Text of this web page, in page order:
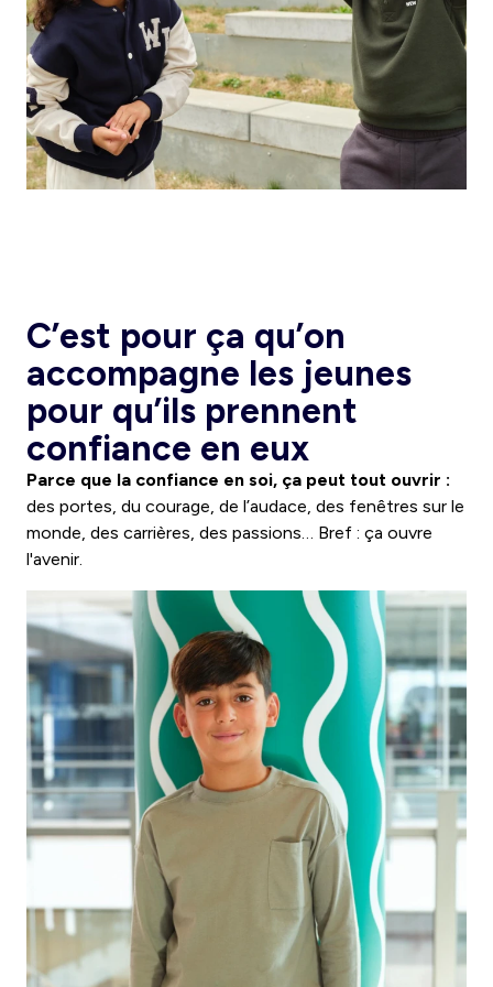
C’est pour ça qu’on
accompagne les jeunes
pour qu’ils prennent
confiance en eux
Parce que la confiance en soi, ça peut tout ouvrir :
des portes, du courage, de l’audace, des fenêtres sur le
monde, des carrières, des passions… Bref : ça ouvre
l'avenir.